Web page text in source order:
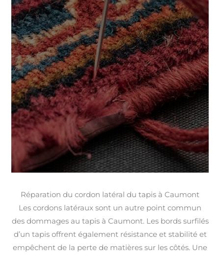
Réparation du cordon latéral du tapis à Caumont
Les cordons latéraux sont un autre point commun
des dommages au tapis à Caumont. Les bords surfilés
d’un tapis offrent également résistance et stabilité et
empêchent de la perte de matières sur les côtés. Une